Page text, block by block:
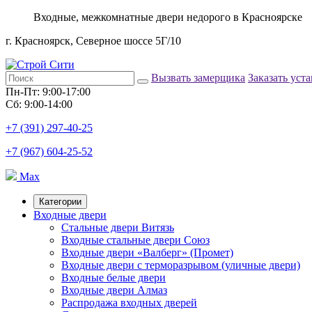
Входные, межкомнатные двери недорого в Красноярске
г. Красноярск, Северное шоссе 5Г/10
Вызвать замерщика Заказать
Пн-Пт: 9:00-17:00
Сб: 9:00-14:00
+7 (391) 297-40-25
+7 (967) 604-25-52
Max
Категории
Входные двери
Стальные двери Витязь
Входные стальные двери Союз
Входные двери «Валберг» (Промет)
Входные двери с терморазрывом (уличные двери)
Входные белые двери
Входные двери Алмаз
Распродажа входных дверей